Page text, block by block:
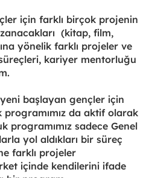
için farklı birçok projenin
(kitap, film,
yönelik farklı projeler ve
kariyer mentorluğu
başlayan gençler için
da aktif olarak
programımız sadece Genel
yol aldıkları bir süreç
farklı projeler
içinde kendilerini ifade